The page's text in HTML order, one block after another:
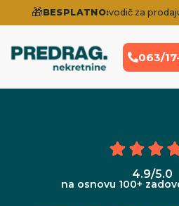
🎁BESPLATNO:vodič za
063/
4.9/5.0
na osnovu 100+